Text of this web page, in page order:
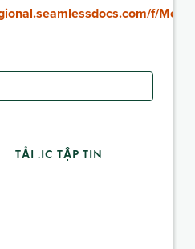
f/
TẢI .IC TẬP TIN